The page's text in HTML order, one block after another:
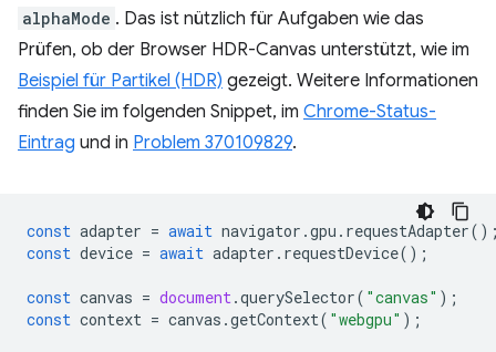
alphaMode . Das ist nützlich für Aufgaben wie das
Prüfen, ob der Browser HDR-Canvas unterstützt, wie im
Beispiel für Partikel (HDR) gezeigt. Weitere Informationen
finden Sie im folgenden Snippet, im Chrome-Status-
Eintrag und in Problem 370109829.
const adapter = await navigator .gpu . requestAdapter
const device = await adapter . requestDevice();
const canvas = document.querySelector( "canvas" );
const context = canvas .getContext( "webgpu" );